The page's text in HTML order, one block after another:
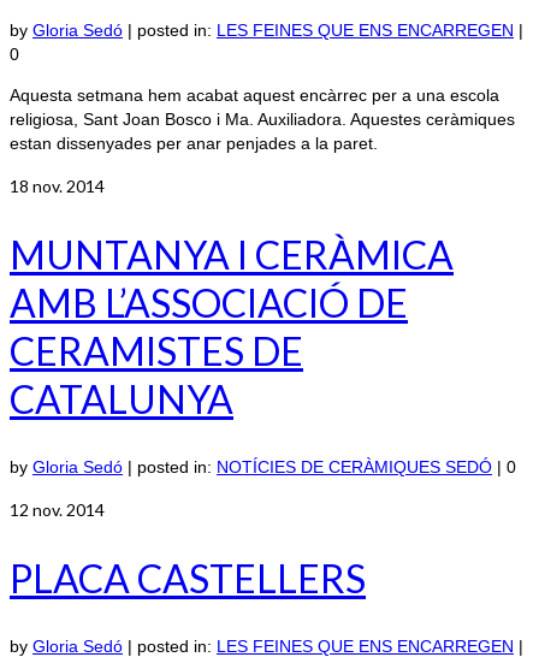
by Gloria Sedó | posted in: LES FEINES QUE ENS ENCARREGEN |
0
Aquesta setmana hem acabat aquest encàrrec per a una escola
religiosa, Sant Joan Bosco i Ma. Auxiliadora. Aquestes ceràmiques
estan dissenyades per anar penjades a la paret.
18 nov. 2014
MUNTANYA I CERÀMICA
AMB L’ASSOCIACIÓ DE
CERAMISTES DE
CATALUNYA
by Gloria Sedó | posted in: NOTÍCIES DE CERÀMIQUES SEDÓ | 0
12 nov. 2014
PLACA CASTELLERS
by Gloria Sedó | posted in: LES FEINES QUE ENS ENCARREGEN |